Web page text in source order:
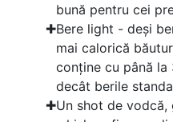
bună pentru cei
Bere light - deși
mai calorică
conține cu până
decât berile
Un shot de vodcă,